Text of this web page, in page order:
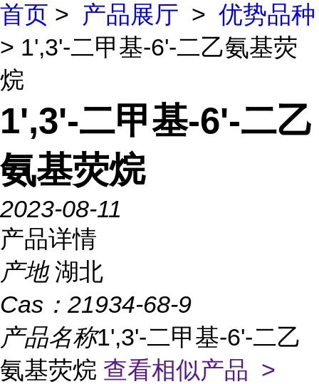
首页 > 产品展厅 > 优势品种
> 1',3'-二甲基-6'-二乙氨基荧
烷
1',3'-二甲基-6'-二乙
氨基荧烷
2023-08-11
产品详情
产地 湖北
Cas： 21934-68-9
产品名称1',3'-二甲基-6'-二乙
氨基荧烷 查看相似产品 >